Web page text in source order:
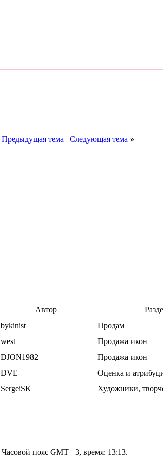
Предыдущая тема | Следующая тема »
Автор
bykinist Продам
west Продажа икон
DJON1982 Продажа икон
DVE Оценка и
SergeiSK Художники,
Часовой пояс GMT +3, время: 13:13.